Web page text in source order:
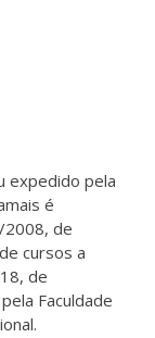
expedido pela
é
2008, de
cursos a
de
Faculdade